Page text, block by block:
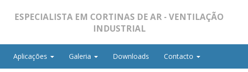
ESPECIALISTA EM CORTINAS DE AR - VENTILAÇÃO
INDUSTRIAL
Aplicações Galeria Downloads Contacto